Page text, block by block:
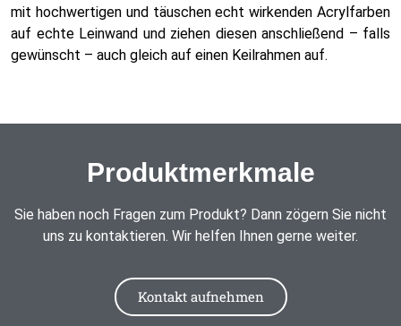
mit hochwertigen und täuschen echt wirkenden Acrylfarben
auf echte Leinwand und ziehen diesen anschließend – falls
gewünscht – auch gleich auf einen Keilrahmen auf.
Produktmerkmale
Sie haben noch Fragen zum Produkt? Dann zögern Sie nicht
uns zu kontaktieren. Wir helfen Ihnen gerne weiter.
Kontakt aufnehmen